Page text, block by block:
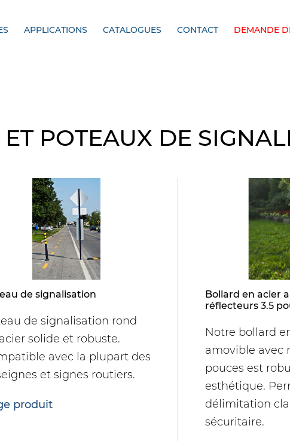
APPLICATIONS CATALOGUES CONTACT DEMANDE
DEFLEX Délinéateurs,
bollards et chicanes
Navigate Traffic Cloud
POTEAUX DE
de signalisation
de signalisation rond
solide et robuste.
avec la plupart des
et signes routiers.
produit
Bollard en acier
réflecteurs 3.5
Notre bollard
amovible avec
pouces est
esthétique.
délimitation
sécuritaire.